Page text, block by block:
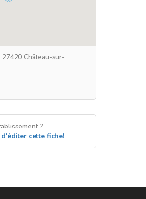
27420 Château-sur-
?
cette fiche!